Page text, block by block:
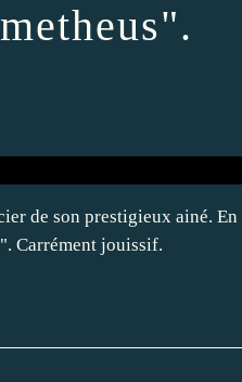
de son prestigieux ainé. En
Carrément jouissif.